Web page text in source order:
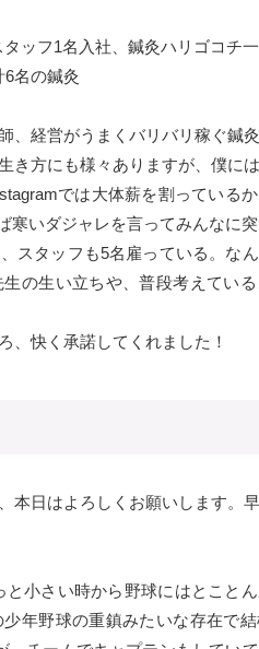
ッフ1名入社、鍼灸ハリゴコチ
名の鍼灸
、経営がうまくバリバリ稼ぐ鍼
き方にも様々ありますが、僕に
では大体薪を割っている
いダジャレを言ってみんなに突
スタッフも5名雇っている。な
の生い立ちや、普段考えてい
、快く承諾してくれました！
本日はよろしくお願いします。
と小さい時から野球にはとこと
年野球の重鎮みたいな存在で